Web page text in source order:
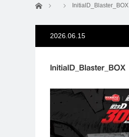
ホーム InitialD_Blaster_BOX
2026.06.15
InitialD_Blaster_BOX